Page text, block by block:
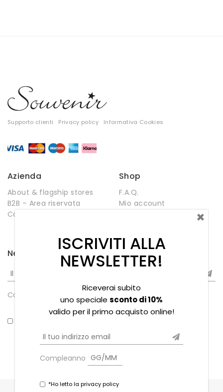
Tute
Tutti
Gift Card
Supporto clienti Privacy policy Informativa Cookies
Azienda
About & flagship stores
B2B – Area riservata
Contatti
Shop
F.A.Q.
Mio account
Newsletter
Compleanno
ISCRIVITI ALLA
NEWSLETTER!
Riceverai subito
uno speciale sconto di 10%
valido per il primo acquisto online!
Compleanno
*Ho letto la privacy policy
×